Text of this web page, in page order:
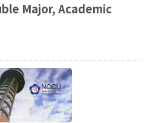
Major, Academic